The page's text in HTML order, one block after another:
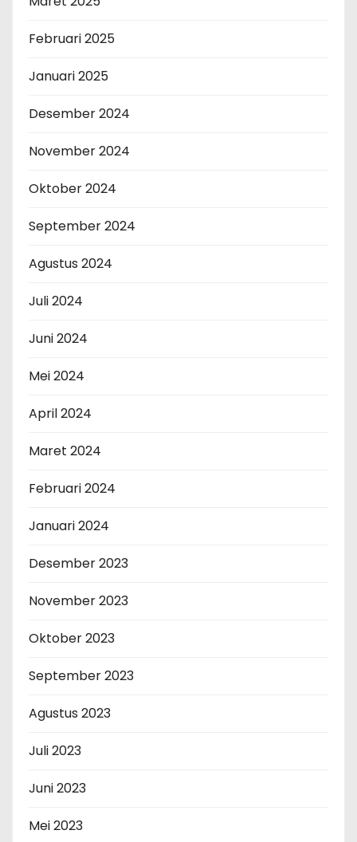
Februari 2025
Januari 2025
Desember 2024
November 2024
Oktober 2024
September 2024
Agustus 2024
Juli 2024
Juni 2024
Mei 2024
April 2024
Maret 2024
Februari 2024
Januari 2024
Desember 2023
November 2023
Oktober 2023
September 2023
Agustus 2023
Juli 2023
Juni 2023
Mei 2023